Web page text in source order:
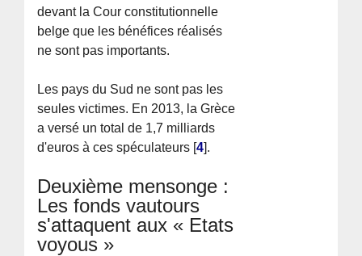
devant la Cour constitutionnelle
belge que les bénéfices réalisés
ne sont pas importants.
Les pays du Sud ne sont pas les
seules victimes. En 2013, la Grèce
a versé un total de 1,7 milliards
d'euros à ces spéculateurs [4].
Deuxième mensonge :
Les fonds vautours
s'attaquent aux « Etats
voyous »